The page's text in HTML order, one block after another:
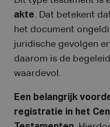
akte. Dat betekent
het document
juridische gevolgen
daarom is de
waardevol.
Een belangrijk
registratie in het